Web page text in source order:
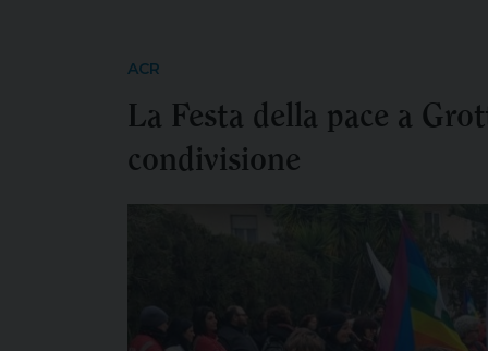
ACR
La Festa della pace a
condivisione